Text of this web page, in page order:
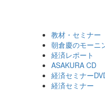
教材・セミナー
朝倉慶のモーニ
経済レポート
ASAKURA CD
経済セミナー
経済セミナー